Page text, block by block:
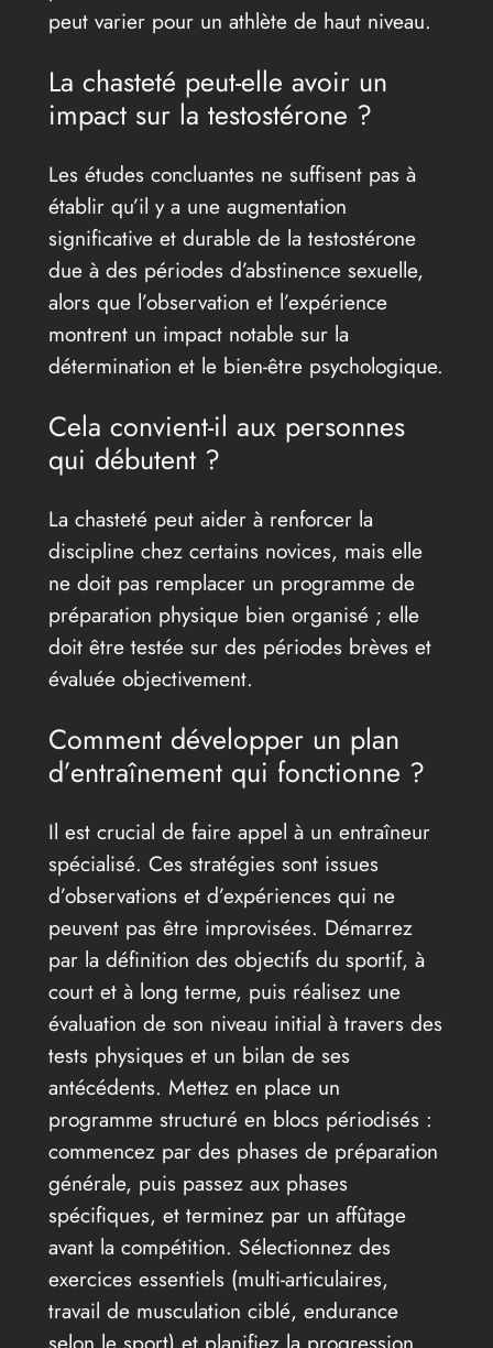
peut varier pour un athlète de haut niveau.
La chasteté peut-elle avoir un
impact sur la testostérone ?
Les études concluantes ne suffisent pas à
établir qu’il y a une augmentation
significative et durable de la testostérone
due à des périodes d’abstinence sexuelle,
alors que l’observation et l’expérience
montrent un impact notable sur la
détermination et le bien-être psychologique.
Cela convient-il aux personnes
qui débutent ?
La chasteté peut aider à renforcer la
discipline chez certains novices, mais elle
ne doit pas remplacer un programme de
préparation physique bien organisé ; elle
doit être testée sur des périodes brèves et
évaluée objectivement.
Comment développer un plan
d’entraînement qui fonctionne ?
Il est crucial de faire appel à un entraîneur
spécialisé. Ces stratégies sont issues
d’observations et d’expériences qui ne
peuvent pas être improvisées. Démarrez
par la définition des objectifs du sportif, à
court et à long terme, puis réalisez une
évaluation de son niveau initial à travers des
tests physiques et un bilan de ses
antécédents. Mettez en place un
programme structuré en blocs périodisés :
commencez par des phases de préparation
générale, puis passez aux phases
spécifiques, et terminez par un affûtage
avant la compétition. Sélectionnez des
exercices essentiels (multi-articulaires,
travail de musculation ciblé, endurance